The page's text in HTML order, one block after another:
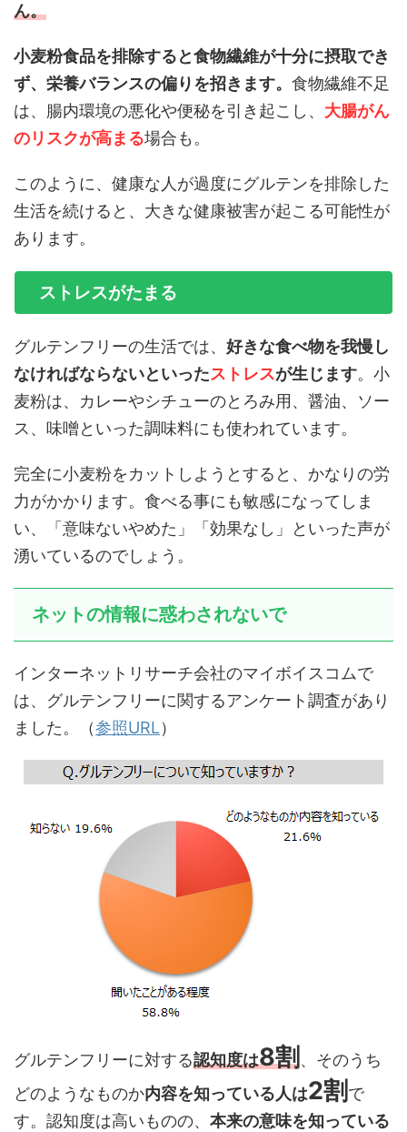
ん。
小麦粉食品を排除すると食物繊維が十分に摂取でき
ず、栄養バランスの偏りを招きます。 食物繊維不足
は、腸内環境の悪化や便秘を引き起こし、 大腸がん
のリスクが高まる場合も。
このように、健康な人が過度にグルテンを排除した
生活を続けると、大きな健康被害が起こる可能性が
あります。
ストレスがたまる
グルテンフリーの生活では、 好きな食べ物を我慢し
なければならないといったストレスが生じます。小
麦粉は、カレーやシチューのとろみ用、醤油、ソー
ス、味噌といった調味料にも使われています。
完全に小麦粉をカットしようとすると、かなりの労
力がかかります。食べる事にも敏感になってしま
い、「意味ないやめた」「効果なし」といった声が
湧いているのでしょう。
ネットの情報に惑わされないで
インターネットリサーチ会社のマイボイスコムで
は、グルテンフリーに関するアンケート調査があり
ました。（参照URL）
グルテンフリーに対する認知度は8割、そのうち
どのようなものか内容を知っている人は2割 で
す。認知度は高いものの、 本来の意味を知っている